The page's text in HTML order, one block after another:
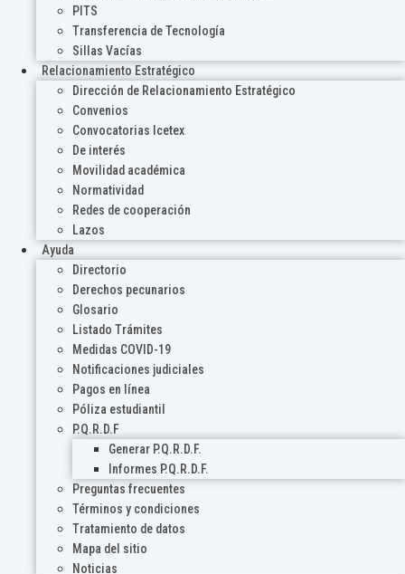
PITS
Transferencia de Tecnología
Sillas Vacías
Relacionamiento Estratégico
Dirección de Relacionamiento Estratégico
Convenios
Convocatorias Icetex
De interés
Movilidad académica
Normatividad
Redes de cooperación
Lazos
Ayuda
Directorio
Derechos pecunarios
Glosario
Listado Trámites
Medidas COVID-19
Notificaciones judiciales
Pagos en línea
Póliza estudiantil
P.Q.R.D.F
Generar P.Q.R.D.F.
Informes P.Q.R.D.F.
Preguntas frecuentes
Términos y condiciones
Tratamiento de datos
Mapa del sitio
Noticias